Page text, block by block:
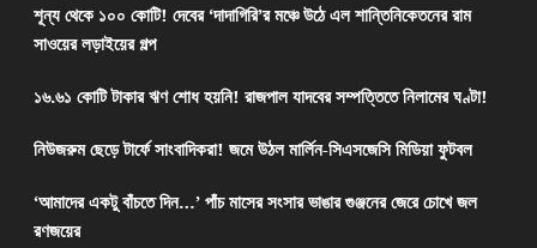
শূন্য থেকে ১০০ কোটি! দেবের ‘দাদাগিরি’র মঞ্চে উঠে এল শান্তিনিকেতনের রাম
সাওয়ের লড়াইয়ের গল্প
১৬.৬১ কোটি টাকার ঋণ শোধ হয়নি! রাজপাল যাদবের সম্পত্তিতে নিলামের ঘণ্টা!
নিউজরুম ছেড়ে টার্ফে সাংবাদিকরা! জমে উঠল মার্লিন-সিএসজেসি মিডিয়া ফুটবল
‘আমাদের একটু বাঁচতে দিন…’ পাঁচ মাসের সংসার ভাঙার গুঞ্জনের জেরে চোখে জল
রণজয়ের